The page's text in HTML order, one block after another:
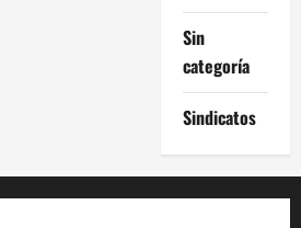
Sin
categoría
Sindicatos